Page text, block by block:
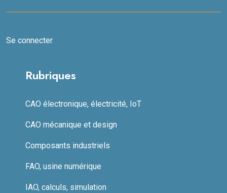
Se connecter
Rubriques
CAO électronique, électricité, IoT
CAO mécanique et design
Composants industriels
FAO, usine numérique
IAO, calculs, simulation